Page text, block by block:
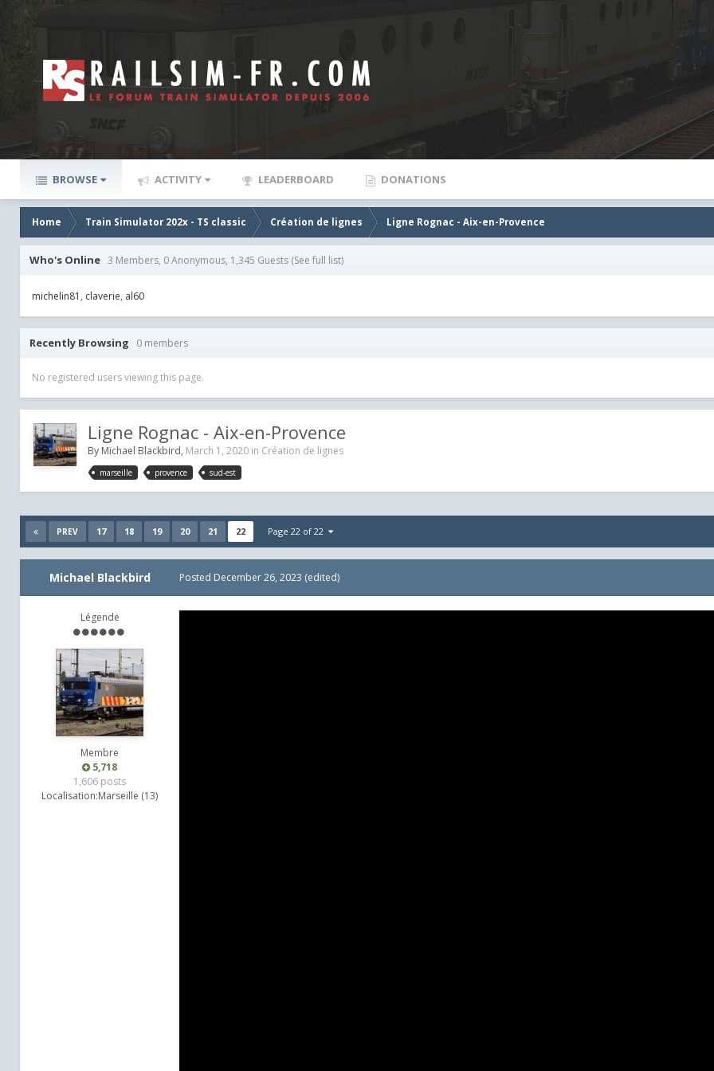
BROWSE ACTIVITY LEADERBOARD DONATIONS
Home Train Simulator 202x - TS classic Création de lignes Ligne Rognac - Aix-en-Provence
Who's Online 3 Members, 0 Anonymous, 1,345 Guests (See full list)
michelin81 claverie al60
Recently Browsing 0 members
No registered users viewing this page.
Ligne Rognac - Aix-en-Provence
By Michael Blackbird, March 1, 2020 in Création de lignes
marseille provence sud-est
PREV 17 18 19 20 21 22 Page 22 of 22
Michael Blackbird
Légende
Membre
5,718
1,606 posts
Localisation:Marseille (13)
Posted December 26, 2023 (edited)